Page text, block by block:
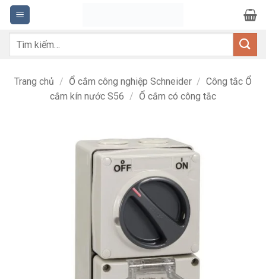
Bỏ
qua
nội
dung
Tìm
Trang chủ / Ổ cắm công nghiệp Schneider / Công tắc Ổ
cắm kín nước S56 / Ổ cắm có công tắc